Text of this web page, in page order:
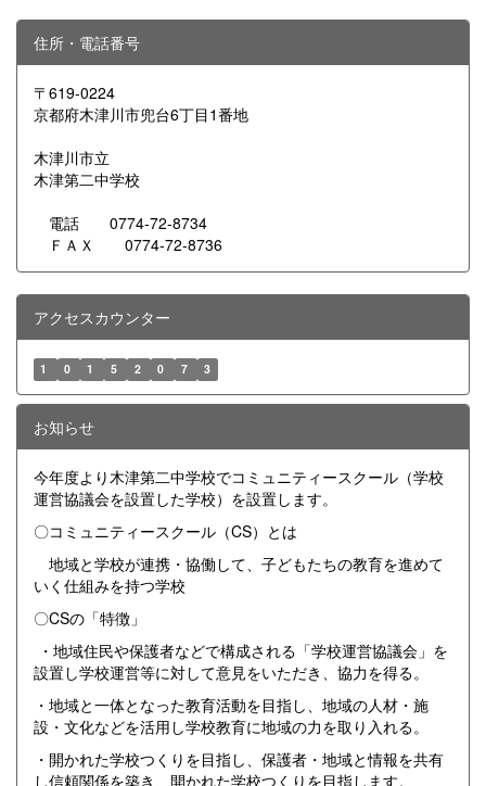
住所・電話番号
〒619-0224
京都府木津川市兜台6丁目1番地
木津川市立
木津第二中学校
電話 0774-72-8734
ＦＡＸ 0774-72-8736
アクセスカウンター
1 0 1 5 2 0 7 3
お知らせ
今年度より木津第二中学校でコミュニティースクール（学校
運営協議会を設置した学校）を設置します。
〇コミュニティースクール（CS）とは
地域と学校が連携・協働して、子どもたちの教育を進めて
いく仕組みを持つ学校
〇CSの「特徴」
・地域住民や保護者などで構成される「学校運営協議会」を
設置し学校運営等に対して意見をいただき、協力を得る。
・地域と一体となった教育活動を目指し、地域の人材・施
設・文化などを活用し学校教育に地域の力を取り入れる。
・開かれた学校つくりを目指し、保護者・地域と情報を共有
し信頼関係を築き、開かれた学校つくりを目指します。